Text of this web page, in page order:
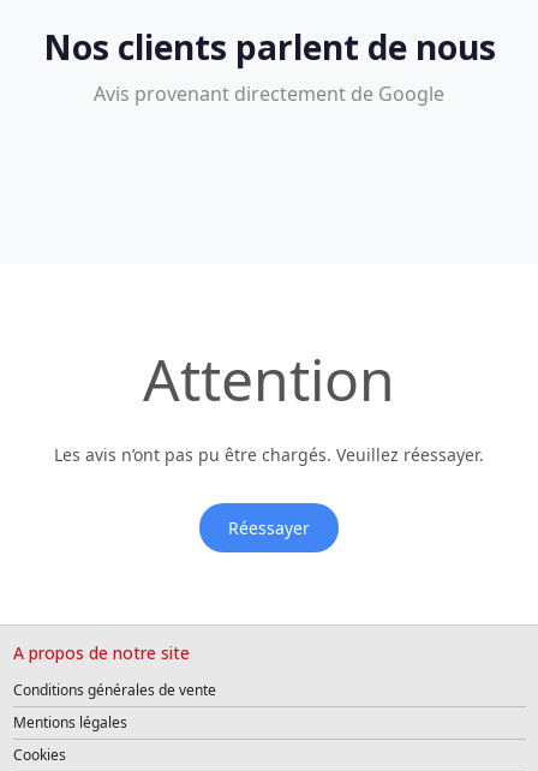
Nos clients parlent de nous
Avis provenant directement de Google
Attention
Les avis n’ont pas pu être chargés. Veuillez réessayer.
Réessayer
A propos de notre site
Conditions générales de vente
Mentions légales
Cookies